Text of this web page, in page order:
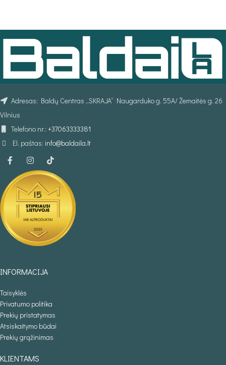
Adresas: Baldų Centras „SKRAJA“ Naugarduko g. 55A/ Žemaitės g. 26
Vilnius
Telefono nr.: +37063333381
El. paštas: info@baldaila.lt
INFORMACIJA
Taisyklės
Privatumo politika
Prekių pristatymas
Atsiskaitymo būdai
Prekių grąžinimas
KLIENTAMS